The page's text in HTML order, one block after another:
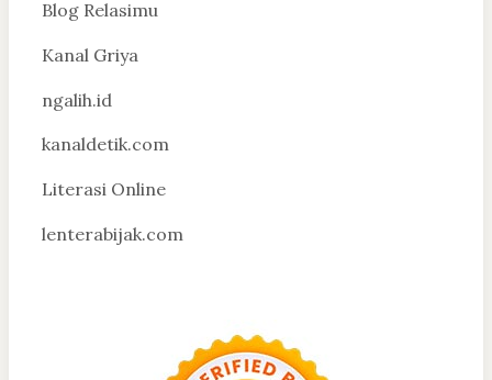
Blog Relasimu
Kanal Griya
ngalih.id
kanaldetik.com
Literasi Online
lenterabijak.com